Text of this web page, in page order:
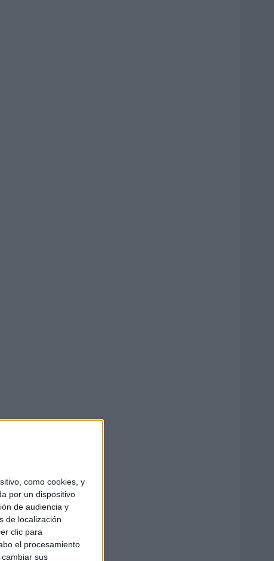
como cookies, y
por un dispositivo
de audiencia y
de localización
clic para
el procesamiento
sus